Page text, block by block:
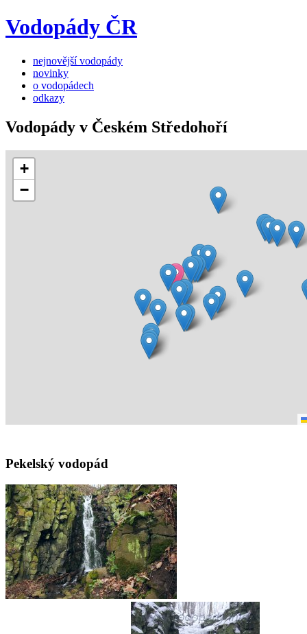
Vodopády ČR
nejnovější vodopády
novinky
o vodopádech
odkazy
Vodopády v Českém Středohoří
+
−
Pekelský vodopád